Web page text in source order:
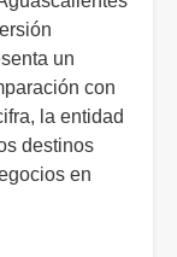
un
con
la entidad
destinos
en